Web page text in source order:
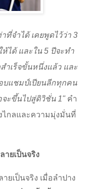
าที่จำได้ เคยพูดไว้ว่า 3
ห้ได้ และใน 5 ปีจะทำ
ำเร็จขั้นหนึ่งแล้ว และ
บแชมป์เปียนลีกทุกคน
จะขึ้นไปสู่ดิวิชั่น 1" คำ
ไกลและความมุ่งมั่นที่
ายเป็นจริง
ยเป็นจริง เมื่อลำปาง